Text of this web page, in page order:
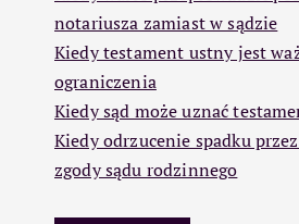
notariusza zamiast w sądzie
Kiedy testament ustny jest
ograniczenia
Kiedy sąd może uznać
Kiedy odrzucenie spadku
zgody sądu rodzinnego